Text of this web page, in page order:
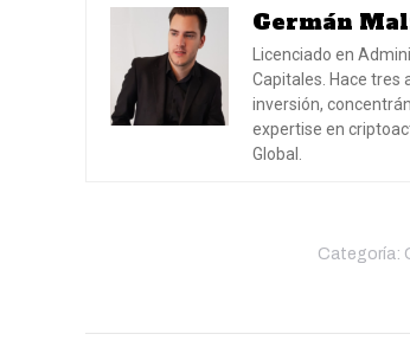
Germán
Licenciado en
Capitales. Hace tres
inversión,
expertise en
Global.
Categoría: